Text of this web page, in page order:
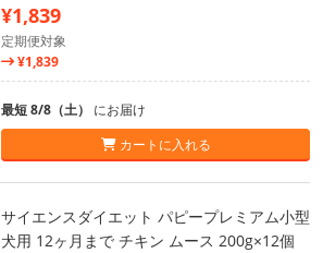
¥1,839
定期便対象
¥1,839
最短 8/8（土） にお届け
カートに入れる
サイエンスダイエット パピープレミアム小型
犬用 12ヶ月まで チキン ムース 200g×12個